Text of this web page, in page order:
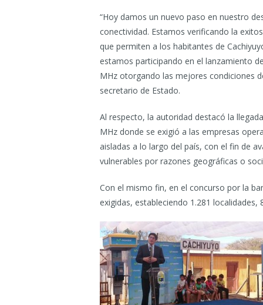
“Hoy damos un nuevo paso en nuestro
conectividad. Estamos verificando la
que permiten a los habitantes de
estamos participando en el lanzamiento
MHz otorgando las mejores condiciones
secretario de Estado.
Al respecto, la autoridad destacó la
MHz donde se exigió a las empresas
aisladas a lo largo del país, con el fin de
vulnerables por razones geográficas o
Con el mismo fin, en el concurso por la
exigidas, estableciendo 1.281